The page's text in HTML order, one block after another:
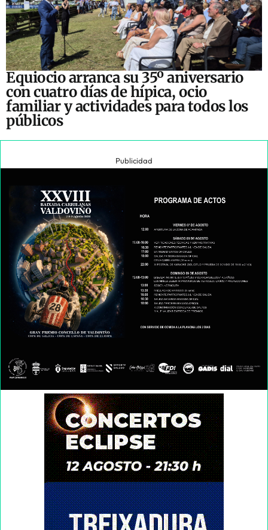
Equiocio arranca su 35º aniversario
con cuatro días de hípica, ocio
familiar y actividades para todos los
públicos
Publicidad